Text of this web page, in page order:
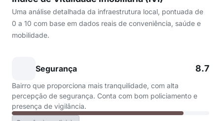
Uma análise detalhada da infraestrutura local, pontuada de
0 a 10 com base em dados reais de conveniência, saúde e
mobilidade.
Segurança 8.7
Bairro que proporciona mais tranquilidade, com alta
percepção de segurança. Conta com bom policiamento e
presença de vigilância.